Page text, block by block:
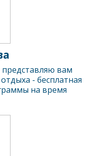
вам
- бесплатная
на время